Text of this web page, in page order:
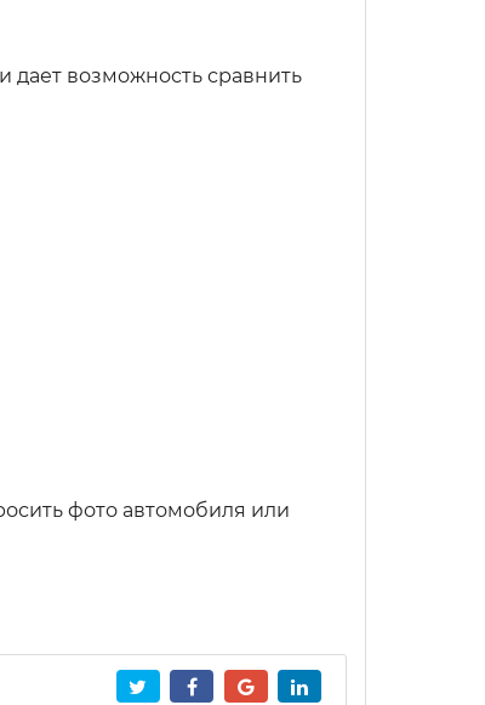
возможность сравнить
фото автомобиля или